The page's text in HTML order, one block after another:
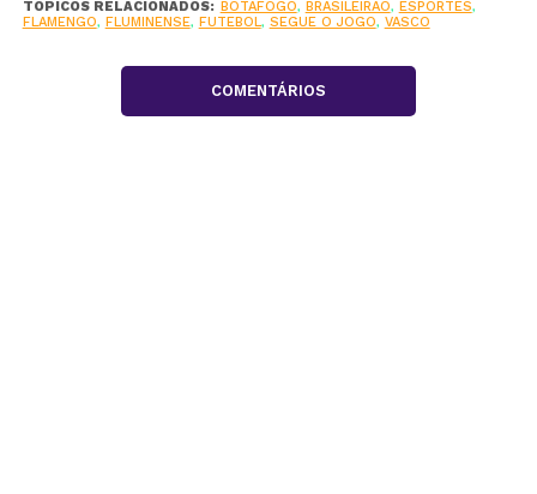
TÓPICOS RELACIONADOS: BOTAFOGO, BRASILEIRAO, ESPORTES,
FLAMENGO, FLUMINENSE, FUTEBOL , SEGUE O JOGO, VASCO
COMENTÁRIOS